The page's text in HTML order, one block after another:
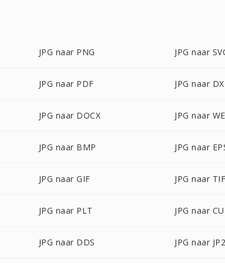
JPG naar PNG JPG naar
JPG naar PDF JPG naar
JPG naar DOCX JPG naar
JPG naar BMP JPG naar
JPG naar GIF JPG naar
JPG naar PLT JPG naar
JPG naar DDS JPG naar JP2